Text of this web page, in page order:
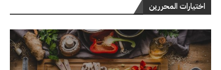
اختيارات المحررين